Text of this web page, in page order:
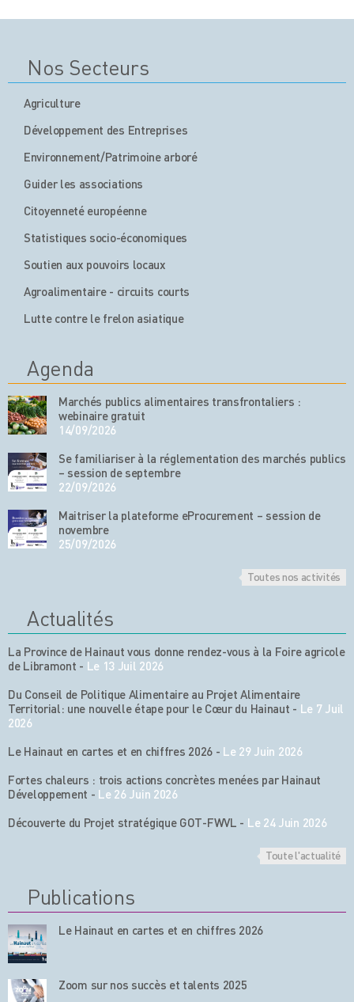
Nos Secteurs
Agriculture
Développement des Entreprises
Environnement/Patrimoine arboré
Guider les associations
Citoyenneté européenne
Statistiques socio-économiques
Soutien aux pouvoirs locaux
Agroalimentaire - circuits courts
Lutte contre le frelon asiatique
Agenda
Marchés publics alimentaires transfrontaliers :
webinaire gratuit
14/09/2026
Se familiariser à la réglementation des marchés publics
– session de septembre
22/09/2026
Maitriser la plateforme eProcurement – session de
novembre
25/09/2026
Toutes nos activités
Actualités
La Province de Hainaut vous donne rendez-vous à la Foire agricole
de Libramont - Le 13 Juil 2026
Du Conseil de Politique Alimentaire au Projet Alimentaire
Territorial: une nouvelle étape pour le Cœur du Hainaut - Le 7 Juil
2026
Le Hainaut en cartes et en chiffres 2026 - Le 29 Juin 2026
Fortes chaleurs : trois actions concrètes menées par Hainaut
Développement - Le 26 Juin 2026
Découverte du Projet stratégique GOT-FWVL - Le 24 Juin 2026
Toute l'actualité
Publications
Le Hainaut en cartes et en chiffres 2026
Zoom sur nos succès et talents 2025